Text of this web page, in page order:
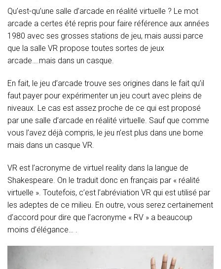
Qu’est-qu’une salle d’arcade en réalité virtuelle ? Le mot
arcade a certes été repris pour faire référence aux années
1980 avec ses grosses stations de jeu, mais aussi parce
que la salle VR propose toutes sortes de jeux
arcade….mais dans un casque.
En fait, le jeu d’arcade trouve ses origines dans le fait qu’il
faut payer pour expérimenter un jeu court avec pleins de
niveaux. Le cas est assez proche de ce qui est proposé
par une salle d’arcade en réalité virtuelle. Sauf que comme
vous l’avez déjà compris, le jeu n’est plus dans une borne
mais dans un casque VR.
VR est l’acronyme de virtuel reality dans la langue de
Shakespeare. On le traduit donc en français par « réalité
virtuelle ». Toutefois, c’est l’abréviation VR qui est utilisé par
les adeptes de ce milieu. En outre, vous serez certainement
d’accord pour dire que l’acronyme « RV » a beaucoup
moins d’élégance… .